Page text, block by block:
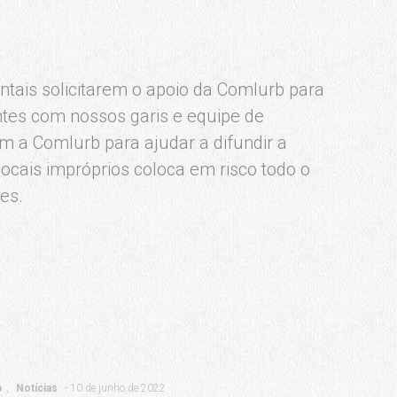
solicitarem o apoio da Comlurb para
com nossos garis e equipe de
a Comlurb para ajudar a difundir a
impróprios coloca em risco todo o
Notícias 10 de junho de 2022